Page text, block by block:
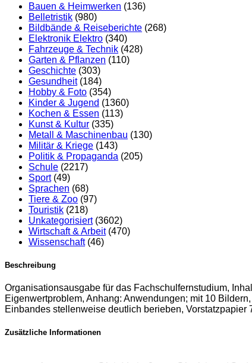
Bauen & Heimwerken (136)
Belletristik (980)
Bildbände & Reiseberichte (268)
Elektronik Elektro (340)
Fahrzeuge & Technik (428)
Garten & Pflanzen (110)
Geschichte (303)
Gesundheit (184)
Hobby & Foto (354)
Kinder & Jugend (1360)
Kochen & Essen (113)
Kunst & Kultur (335)
Metall & Maschinenbau (130)
Militär & Kriege (143)
Politik & Propaganda (205)
Schule (2217)
Sport (49)
Sprachen (68)
Tiere & Zoo (97)
Touristik (218)
Unkategorisiert (3602)
Wirtschaft & Arbeit (470)
Wissenschaft (46)
Beschreibung
Organisationsausgabe für das Fachschulfernstudium,
Eigenwertproblem, Anhang: Anwendungen; mit 10
Einbandes stellenweise deutlich berieben, Vorstatzpapier
Zusätzliche Informationen